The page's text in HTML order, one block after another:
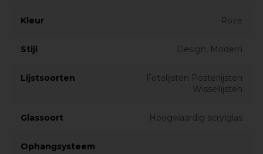
Kleur Roze
Stijl Design, Modern
Lijstsoorten
Fotolijsten Posterlijsten
Wissellijsten
Glassoort Hoogwaardig acrylglas
Ophangsysteem